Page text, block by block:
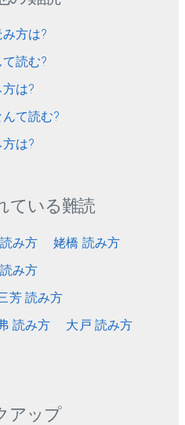
方は?
読む?
は?
て読む?
は?
ている難読
み方
姥橋 読み方
み方
芳 読み方
読み方
大戸 読み方
アップ